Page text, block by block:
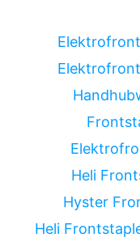
Heli
Hyster
Heli